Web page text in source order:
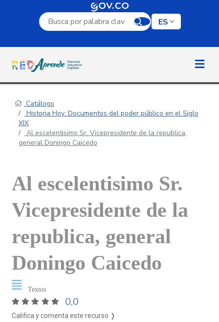
Campo de búsqueda por palabra clave
ES
Catálogo
Historia Hoy: Documentos del poder público en el Siglo
XIX
Al escelentisimo Sr. Vicepresidente de la republica,
general Doningo Caicedo
Al escelentisimo Sr.
Vicepresidente de la
republica, general
Doningo Caicedo
Textos
0,0
Califica y comenta este recurso ❭